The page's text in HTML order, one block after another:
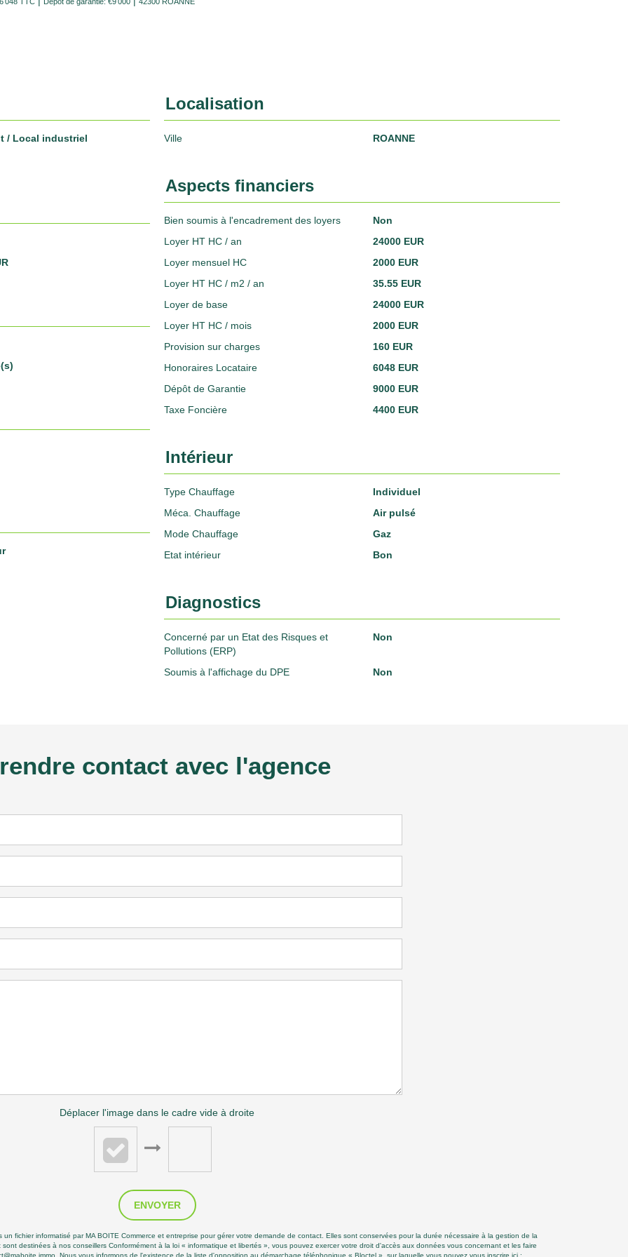
/ Local industriel
Localisation
Ville ROANNE
Aspects financiers
Bien soumis à l'encadrement des loyers
Non
Loyer HT HC / an
24000 EUR
Loyer mensuel HC
2000 EUR
Loyer HT HC / m2 / an
35.55 EUR
Loyer de base
24000 EUR
Loyer HT HC / mois
2000 EUR
Provision sur charges
160 EUR
Honoraires Locataire
6048 EUR
Dépôt de Garantie
9000 EUR
Taxe Foncière
4400 EUR
Intérieur
Type Chauffage
Individuel
Méca. Chauffage
Air pulsé
Mode Chauffage
Gaz
Etat intérieur
Bon
Diagnostics
Concerné par un Etat des Risques et
Pollutions (ERP)
Non
Soumis à l'affichage du DPE Non
contact avec l'agence
Déplacer l'image dans le cadre vide à droite
ENVOYER
fichier informatisé par MA BOITE Commerce et entreprise pour gérer votre demande de contact. Elles sont conservées pour la durée nécessaire à la gestion de la
destinées à nos conseillers Conformément à la loi « informatique et libertés », vous pouvez exercer votre droit d'accès aux données vous concernant et les faire
Nous vous informons de l'existence de la liste d'opposition au démarchage téléphonique « Bloctel », sur laquelle vous pouvez vous inscrire ici :